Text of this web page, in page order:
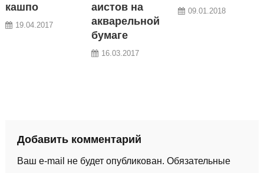
кашпо
19.04.2017
аистов на
акварельной
бумаге
16.03.2017
09.01.2018
Добавить комментарий
Ваш e-mail не будет опубликован. Обязательные